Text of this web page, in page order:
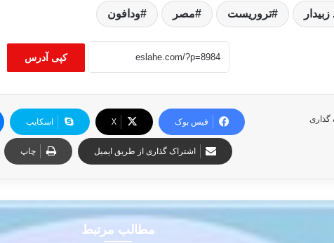
تروریست مصر ودافون
کپی آدرس
گذاری فیس بوک X اسکایپ
اشتراک گذاری از طریق ایمیل چاپ
مطالب مرتبط